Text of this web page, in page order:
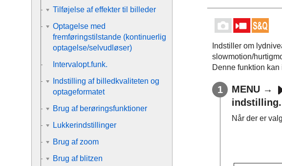
Indstiller om
slowmotion/
Denne funktion
MENU →
indstilling.
Når der er
Tilføjelse af effekter til billeder
Optagelse med
fremføringstilstande (kontinuerlig
optagelse/selvudløser)
Intervalopt.funk.
Indstilling af billedkvaliteten og
optageformatet
Brug af berøringsfunktioner
Lukkerindstillinger
Brug af zoom
Brug af blitzen